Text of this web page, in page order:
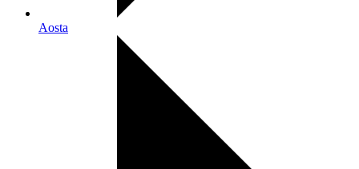
Aosta